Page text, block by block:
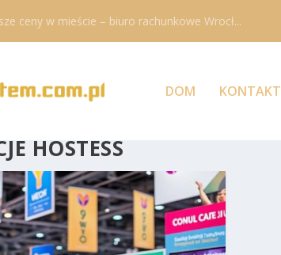
ceny w mieście – biuro rachunkowe Wrocł...
DOM KONTAKT
HOSTESS